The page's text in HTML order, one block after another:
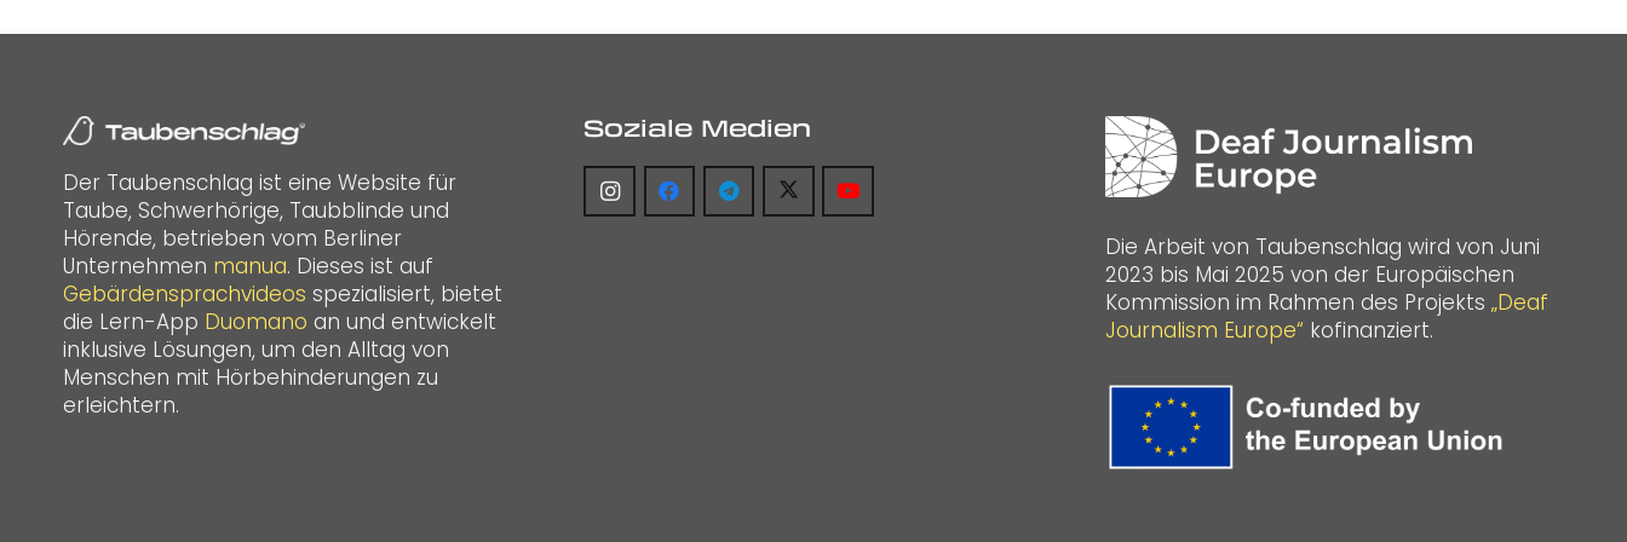
Der Taubenschlag ist eine Website für
Taube, Schwerhörige, Taubblinde und
Hörende, betrieben vom Berliner
Unternehmen manua. Dieses ist auf
Gebärdensprachvideos spezialisiert, bietet
die Lern-App Duomano an und entwickelt
inklusive Lösungen, um den Alltag von
Menschen mit Hörbehinderungen zu
erleichtern.
Soziale Medien
Die Arbeit von Taubenschlag wird von Juni
2023 bis Mai 2025 von der Europäischen
Kommission im Rahmen des Projekts „Deaf
Journalism Europe“ kofinanziert.